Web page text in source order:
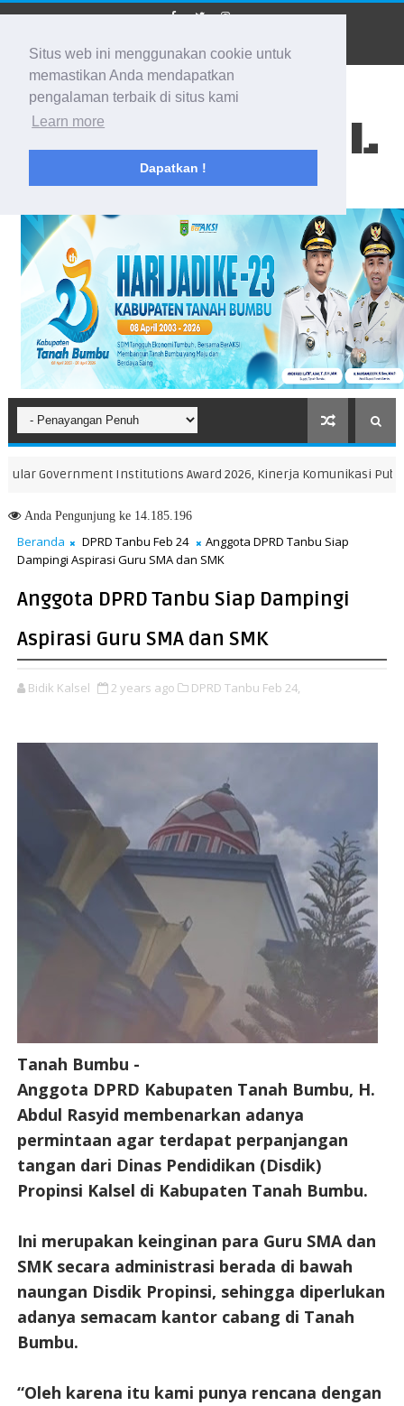
Situs web ini menggunakan cookie untuk
memastikan Anda mendapatkan
pengalaman terbaik di situs kami
Learn more
Dapatkan !
BIDIK KALSEL
Membidik Ke Segala Arah
Government Institutions Award 2026, Kinerja Komunikasi Publik
AndaPengunjung ke 14.185.196
Beranda DPRD Tanbu Feb 24
Anggota DPRD Tanbu Siap
Dampingi Aspirasi Guru SMA dan SMK
Anggota DPRD Tanbu Siap Dampingi
Aspirasi Guru SMA dan SMK
Bidik Kalsel 2 years ago DPRD Tanbu Feb 24,
Tanah Bumbu -
Anggota DPRD Kabupaten Tanah Bumbu, H.
Abdul Rasyid membenarkan adanya
permintaan agar terdapat perpanjangan
tangan dari Dinas Pendidikan (Disdik)
Propinsi Kalsel di Kabupaten Tanah Bumbu.
Ini merupakan keinginan para Guru SMA dan
SMK secara administrasi berada di bawah
naungan Disdik Propinsi, sehingga diperlukan
adanya semacam kantor cabang di Tanah
Bumbu.
“Oleh karena itu kami punya rencana dengan